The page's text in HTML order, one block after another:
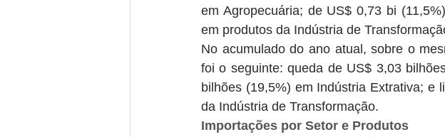
em Agropecuária; de US$ 0,73 bi
em produtos da Indústria de
No acumulado do ano atual, sobre o
foi o seguinte: queda de US$ 3,03
bilhões (19,5%) em Indústria Extrativa; e
da Indústria de Transformação.
Importações por Setor e Produtos